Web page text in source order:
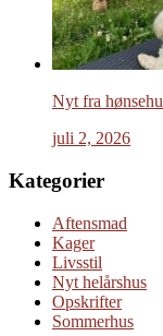
Nyt fra
juli 2, 2026
Kategorier
Aftensmad
Kager
Livsstil
Nyt helårshus
Opskrifter
Sommerhus